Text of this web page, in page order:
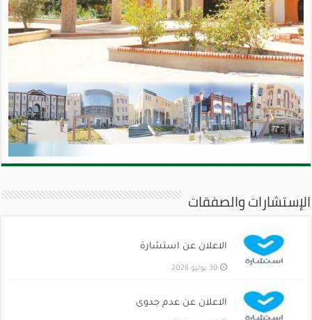
الإستشارات والصفقات
الاعلان عن استشارة
30 يوليو 2026
الاعلان عن عدم جدوى